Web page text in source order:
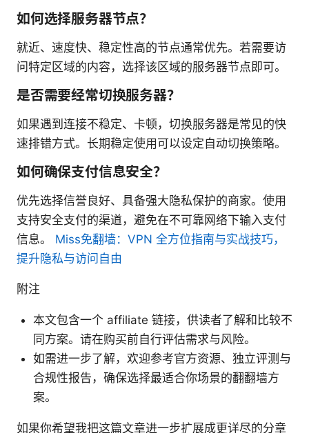
如何选择服务器节点？
就近、速度快、稳定性高的节点通常优先。若需要访
问特定区域的内容，选择该区域的服务器节点即可。
是否需要经常切换服务器？
如果遇到连接不稳定、卡顿，切换服务器是常见的快
速排错方式。长期稳定使用可以设定自动切换策略。
如何确保支付信息安全？
优先选择信誉良好、具备强大隐私保护的商家。使用
支持安全支付的渠道，避免在不可靠网络下输入支付
信息。 Miss免翻墙：VPN 全方位指南与实战技巧，
提升隐私与访问自由
附注
本文包含一个 affiliate 链接，供读者了解和比较不
同方案。请在购买前自行评估需求与风险。
如需进一步了解，欢迎参考官方资源、独立评测与
合规性报告，确保选择最适合你场景的翻翻墙方
案。
如果你希望我把这篇文章进一步扩展成更详尽的分章